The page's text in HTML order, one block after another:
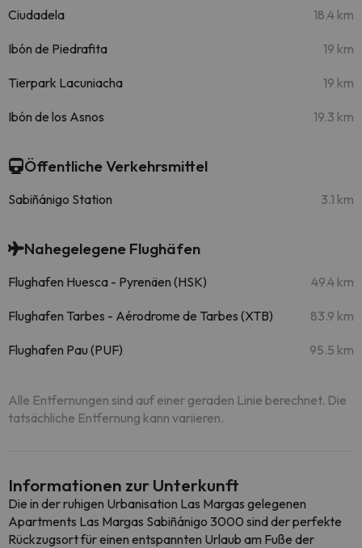
Ciudadela 18.4 km
Ibón de Piedrafita 19 km
Tierpark Lacuniacha 19 km
Ibón de los Asnos 19.3 km
Öffentliche Verkehrsmittel
Sabiñánigo Station 3.1 km
Nahegelegene Flughäfen
Flughafen Huesca - Pyrenäen (HSK) 49.4 km
Flughafen Tarbes - Aérodrome de Tarbes (XTB) 83.9 km
Flughafen Pau (PUF) 95.5 km
Alle Entfernungen sind auf einer geraden Linie berechnet. Die
tatsächliche Entfernung kann variieren.
Informationen zur Unterkunft
Die in der ruhigen Urbanisation Las Margas gelegenen
Apartments Las Margas Sabiñánigo 3000 sind der perfekte
Rückzugsort für einen entspannten Urlaub am Fuße der